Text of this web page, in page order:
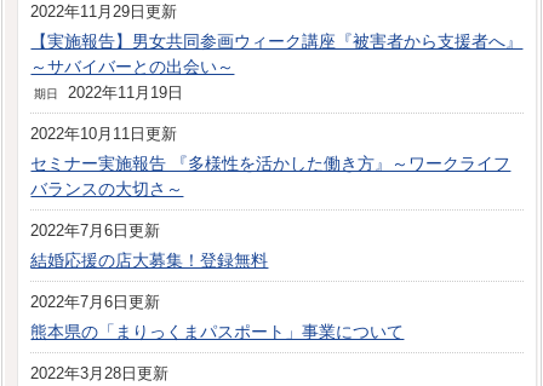
2022年11月29日更新
【実施報告】男女共同参画ウィーク講座『被害者から支援者へ』
～サバイバーとの出会い～
期日 2022年11月19日
2022年10月11日更新
セミナー実施報告 『多様性を活かした働き方』～ワークライフ
バランスの大切さ～
2022年7月6日更新
結婚応援の店大募集！登録無料
2022年7月6日更新
熊本県の「まりっくまパスポート」事業について
2022年3月28日更新